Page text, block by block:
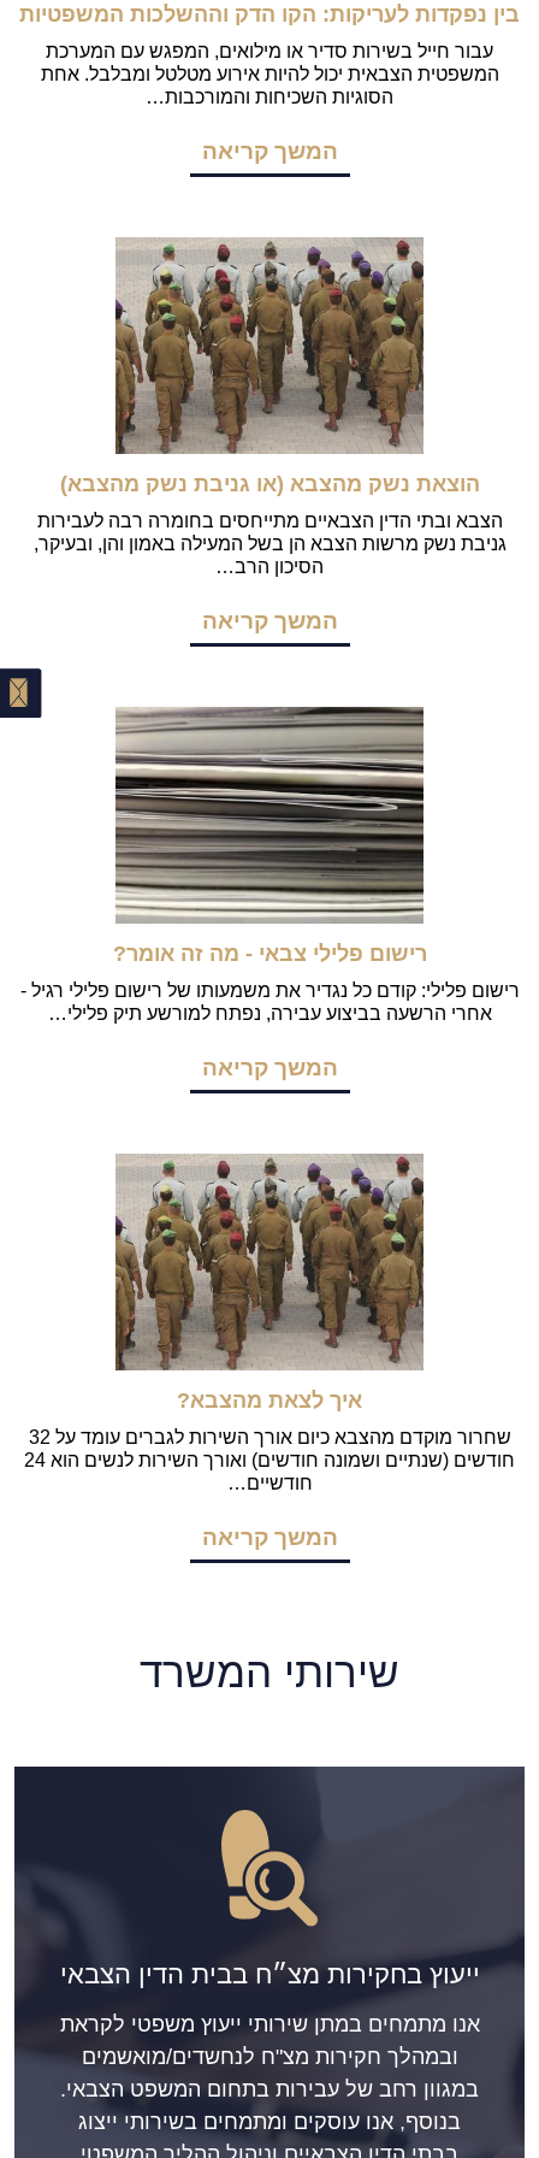
בין נפקדות לעריקות: הקו הדק וההשלכות המשפטיות
עבור חייל בשירות סדיר או מילואים, המפגש עם המערכת
המשפטית הצבאית יכול להיות אירוע מטלטל ומבלבל. אחת
הסוגיות השכיחות והמורכבות…
המשך קריאה
הוצאת נשק מהצבא (או גניבת נשק מהצבא)
הצבא ובתי הדין הצבאיים מתייחסים בחומרה רבה לעבירות
גניבת נשק מרשות הצבא הן בשל המעילה באמון והן, ובעיקר,
הסיכון הרב…
המשך קריאה
רישום פלילי צבאי - מה זה אומר?
רישום פלילי: קודם כל נגדיר את משמעותו של רישום פלילי רגיל -
אחרי הרשעה בביצוע עבירה, נפתח למורשע תיק פלילי…
המשך קריאה
איך לצאת מהצבא?
שחרור מוקדם מהצבא כיום אורך השירות לגברים עומד על 32
חודשים (שנתיים ושמונה חודשים) ואורך השירות לנשים הוא 24
חודשיים…
המשך קריאה
שירותי המשרד
ייעוץ בחקירות מצ״ח בבית הדין הצבאי
אנו מתמחים במתן שירותי ייעוץ משפטי לקראת
ובמהלך חקירות מצ"ח לנחשדים/מואשמים
במגוון רחב של עבירות בתחום המשפט הצבאי.
בנוסף, אנו עוסקים ומתמחים בשירותי ייצוג